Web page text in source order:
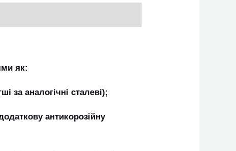
як:
за аналогічні сталеві);
антикорозійну